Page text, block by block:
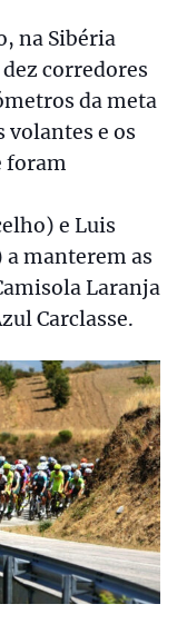
na Sibéria
corredores
da meta
volantes e os
foram
e Luis
manterem as
Laranja
Carclasse.